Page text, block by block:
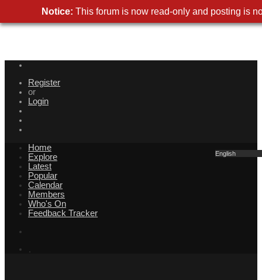
Registe
o
Logi
Englis
Hom
Explor
Lates
Popula
Calenda
Member
Who's O
Feedback Tracke
Notice This forum is now read-only and posting is